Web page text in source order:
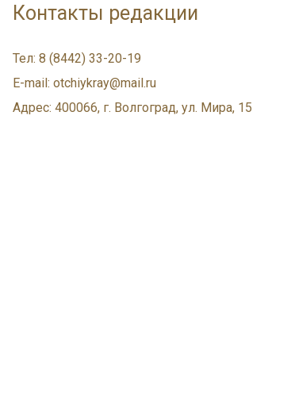
Контакты редакции
Тел: 8 (8442) 33-20-19
E-mail: otchiykray@mail.ru
Адрес: 400066, г. Волгоград, ул. Мира, 15